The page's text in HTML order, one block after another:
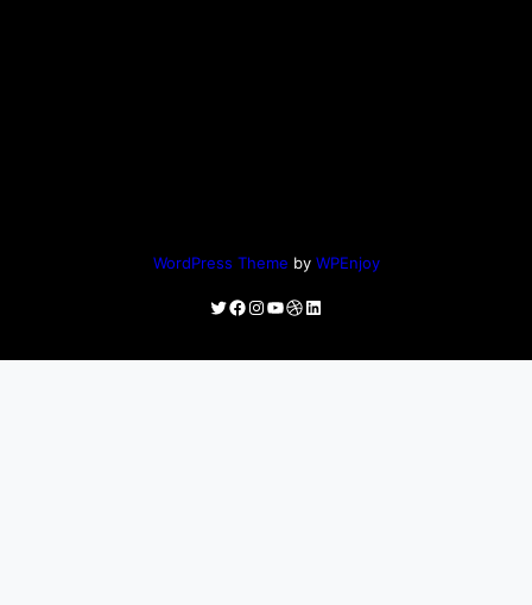
WordPress Theme by WPEnjoy
Twitter
Facebook
Instagram
YouTube
Dribbble
LinkedIn